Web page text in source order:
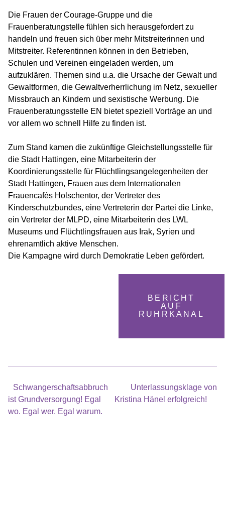
Die Frauen der Courage-Gruppe und die
Frauenberatungstelle fühlen sich herausgefordert zu
handeln und freuen sich über mehr Mitstreiterinnen und
Mitstreiter. Referentinnen können in den Betrieben,
Schulen und Vereinen eingeladen werden, um
aufzuklären. Themen sind u.a. die Ursache der Gewalt und
Gewaltformen, die Gewaltverherrlichung im Netz, sexueller
Missbrauch an Kindern und sexistische Werbung. Die
Frauenberatungsstelle EN bietet speziell Vorträge an und
vor allem wo schnell Hilfe zu finden ist.
Zum Stand kamen die zukünftige Gleichstellungsstelle für
die Stadt Hattingen, eine Mitarbeiterin der
Koordinierungsstelle für Flüchtlingsangelegenheiten der
Stadt Hattingen, Frauen aus dem Internationalen
Frauencafés Holschentor, der Vertreter des
Kinderschutzbundes, eine Vertreterin der Partei die Linke,
ein Vertreter der MLPD, eine Mitarbeiterin des LWL
Museums und Flüchtlingsfrauen aus Irak, Syrien und
ehrenamtlich aktive Menschen.
Die Kampagne wird durch Demokratie Leben gefördert.
BERICHT
AUF
RUHRKANAL
Schwangerschaftsabbruch
ist Grundversorgung! Egal
wo. Egal wer. Egal warum.
Unterlassungsklage von
Kristina Hänel erfolgreich!